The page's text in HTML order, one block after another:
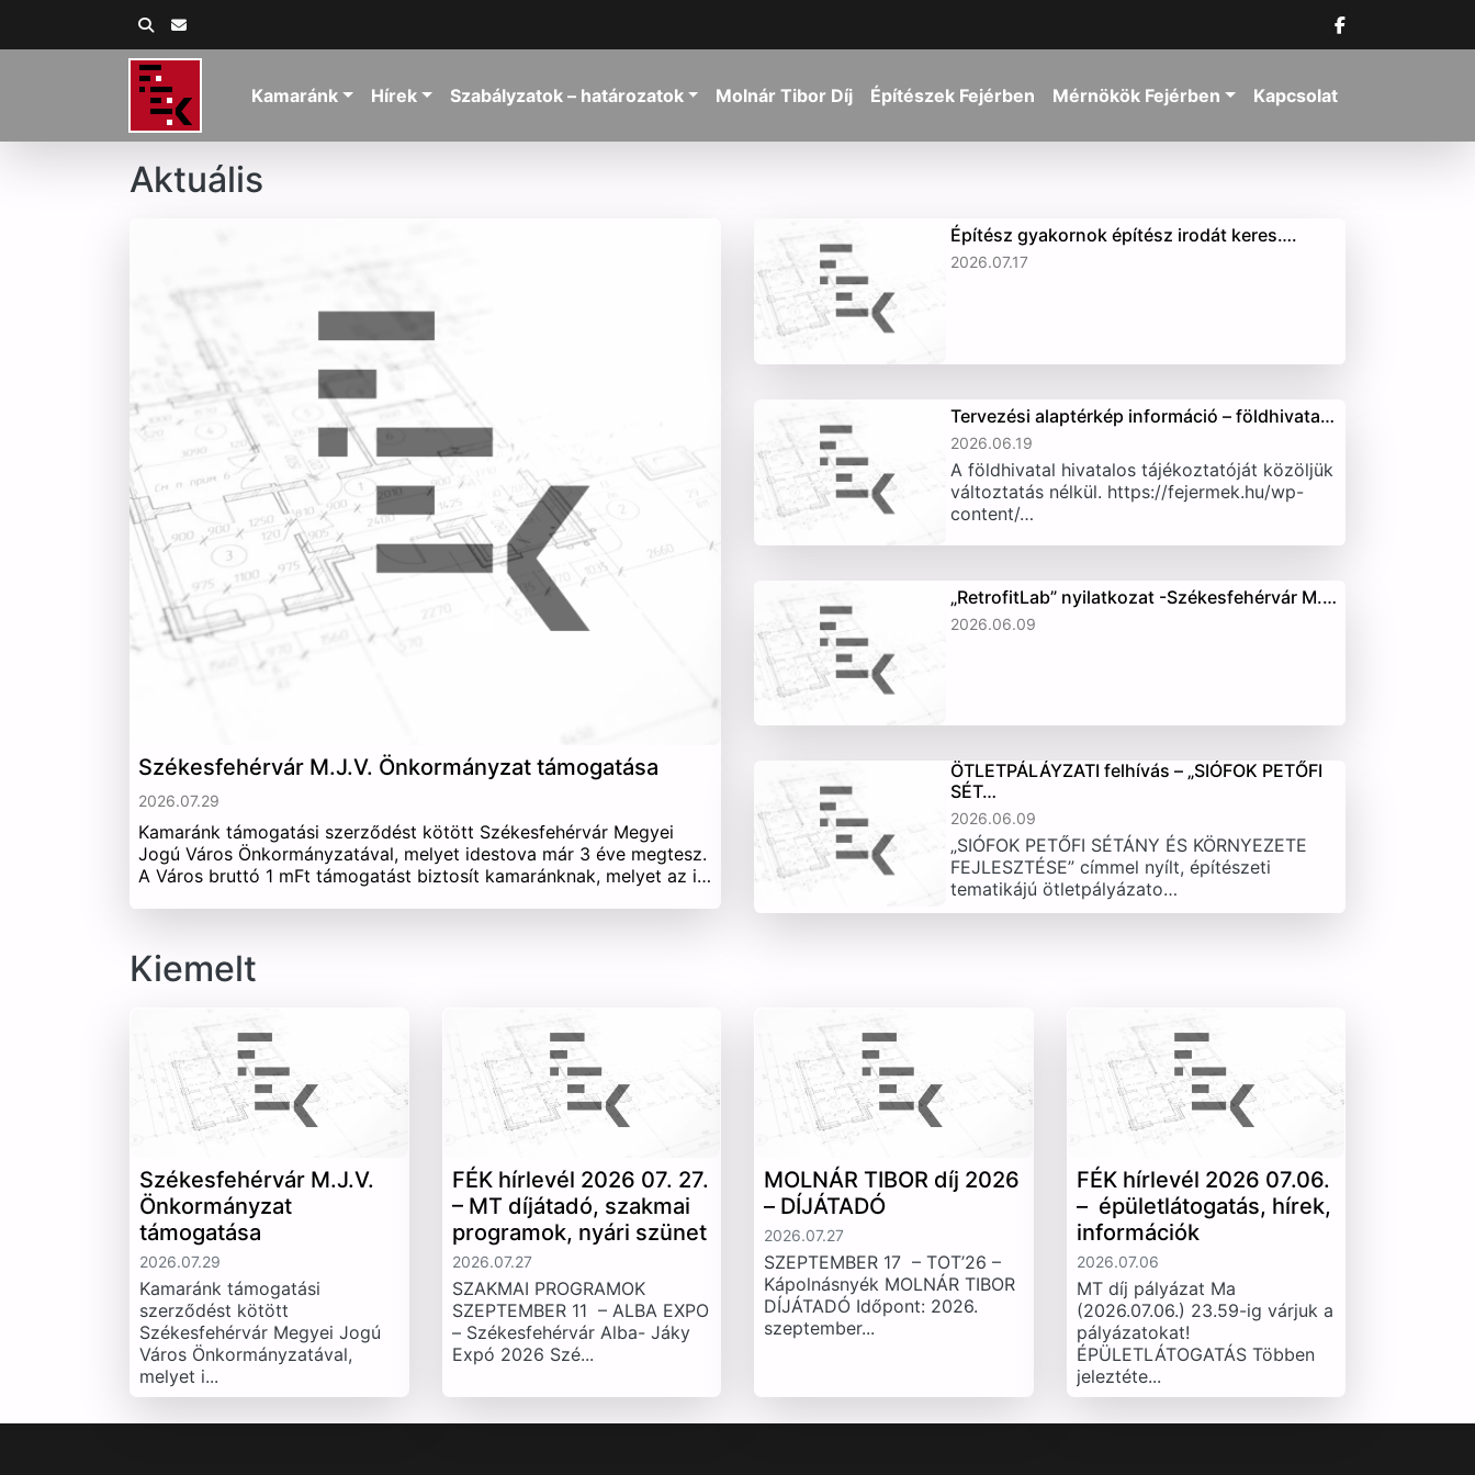
Kamaránk Hírek Szabályzatok – határozatok Molnár Tibor Díj Építészek Fejérben Mérnökök Fejérben Kapcsolat
Aktuális
Székesfehérvár M.J.V. Önkormányzat támogatása
2026.07.29
Kamaránk támogatási szerződést kötött Székesfehérvár Megyei
Jogú Város Önkormányzatával, melyet idestova már 3 éve megtesz.
A Város bruttó 1 mFt támogatást biztosít kamaránknak, melyet az i…
Építész gyakornok építész irodát keres….
2026.07.17
Tervezési alaptérkép információ – földhivata…
2026.06.19
A földhivatal hivatalos tájékoztatóját közöljük
változtatás nélkül. https://fejermek.hu/wp-
content/…
„RetrofitLab” nyilatkozat -Székesfehérvár M.…
2026.06.09
ÖTLETPÁLÁYZATI felhívás – „SIÓFOK PETŐFI
SÉT…
2026.06.09
„SIÓFOK PETŐFI SÉTÁNY ÉS KÖRNYEZETE
FEJLESZTÉSE” címmel nyílt, építészeti
tematikájú ötletpályázato…
Kiemelt
Székesfehérvár M.J.V.
Önkormányzat
támogatása
2026.07.29
Kamaránk támogatási
szerződést kötött
Székesfehérvár Megyei Jogú
Város Önkormányzatával,
melyet i...
FÉK hírlevél 2026 07. 27.
– MT díjátadó, szakmai
programok, nyári szünet
2026.07.27
SZAKMAI PROGRAMOK
SZEPTEMBER 11 – ALBA EXPO
– Székesfehérvár Alba- Jáky
Expó 2026 Szé...
MOLNÁR TIBOR díj 2026
– DÍJÁTADÓ
2026.07.27
SZEPTEMBER 17 – TOT’26 –
Kápolnásnyék MOLNÁR TIBOR
DÍJÁTADÓ Időpont: 2026.
szeptember...
FÉK hírlevél 2026 07.06.
– épületlátogatás, hírek,
információk
2026.07.06
MT díj pályázat Ma
(2026.07.06.) 23.59-ig várjuk a
pályázatokat!
ÉPÜLETLÁTOGATÁS Többen
jeleztéte...